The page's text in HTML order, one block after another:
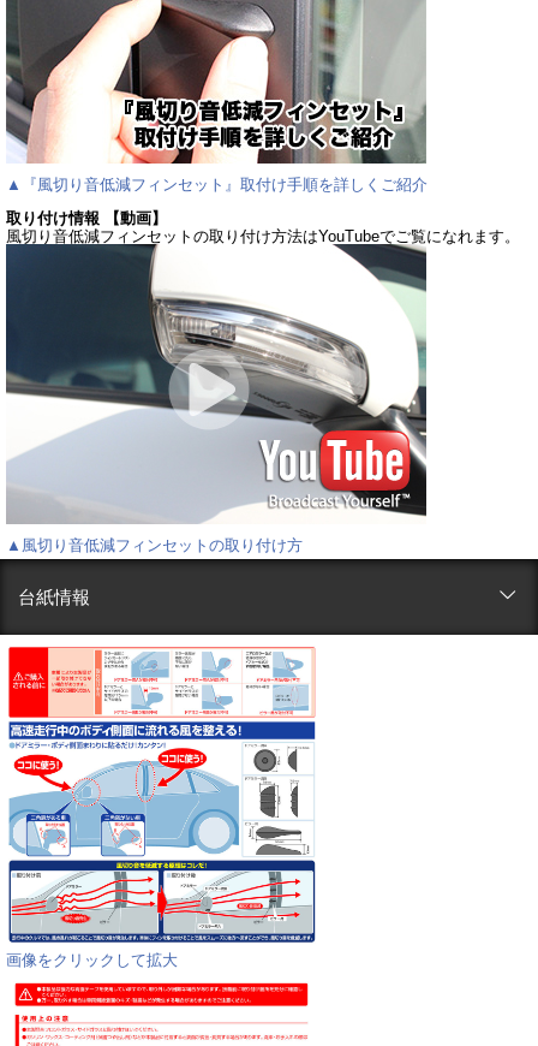
▲『風切り音低減フィンセット』取付け手順を詳しくご紹介
取り付け情報 【動画】
風切り音低減フィンセットの取り付け方法はYouTubeでご覧になれます。
▲風切り音低減フィンセットの取り付け方
台紙情報
画像をクリックして拡大